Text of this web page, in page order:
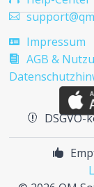

 Impressum
 AGB &
 DSGVO-
